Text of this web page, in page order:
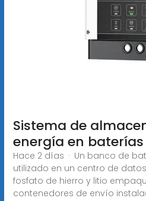
Sistema de
energía en baterías
Hace 2 días · Un banco de
utilizado en un centro de
fosfato de hierro y litio
contenedores de envío